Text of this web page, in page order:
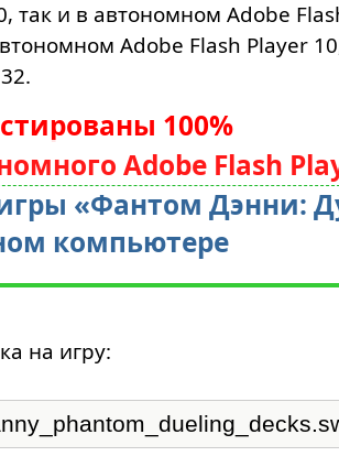
так и в автономном Adobe
Adobe Flash Player
100%
Adobe Flash
«Фантом Дэнни:
компьютере
на игру: